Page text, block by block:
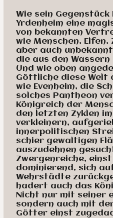
Wie sein Gegenstück
Yrdenheim eine
von bekannten
wie Menschen,
aber auch
die aus den
Und wie oben
Göttliche diese Welt
wie Evenheim, die
solches Pantheon
Königreich der
den letzten Zyklen
verkleinern,
innerpolitischen
schier gewaltigen
auszudehnen
Zwergenreiche, einst
dominierend, sich
Wehrstädte
hadert auch das
Nicht nur mit seiner
sondern auch mit
Götter einst